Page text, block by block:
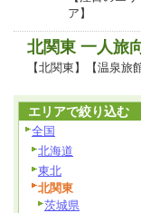
ア】
北関東 一人旅
【北関東】【温泉旅
エリアで絞り込む
全国
北海道
東北
北関東
茨城県